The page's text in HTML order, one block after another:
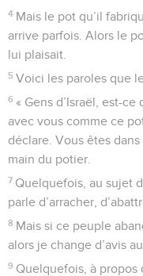
4 Mais le pot qu’il
arrive parfois. Alors le
lui plaisait.
5 Voici les paroles que le
6 « Gens d’Israël, est-
avec vous comme ce
déclare. Vous êtes
main du potier.
7 Quelquefois, au sujet
parle d’arracher,
8 Mais si ce peuple
alors je change d’avis
9 Quelquefois, à propos